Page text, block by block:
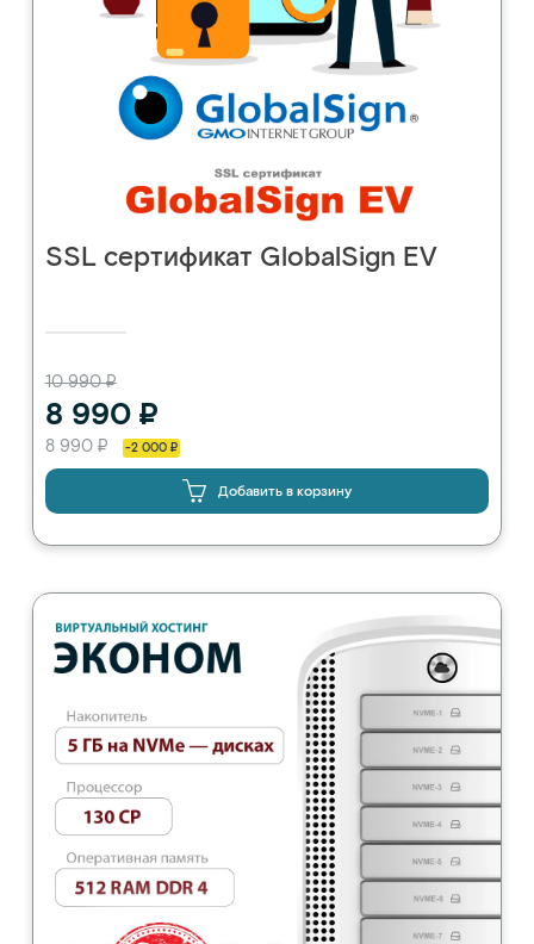
SSL сертификат GlobalSign EV
10 990 ₽
8 990 ₽
8 990 ₽ -2 000 ₽
Добавить в корзину